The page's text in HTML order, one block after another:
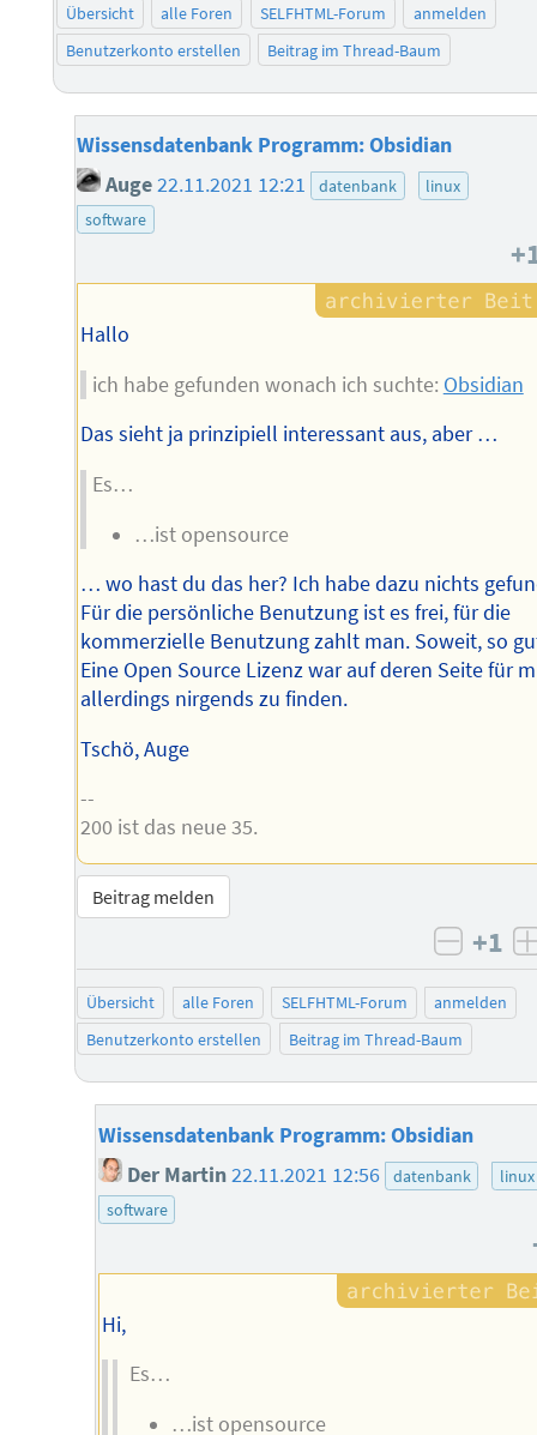
Übersicht alle Foren SELFHTML-Forum
anmelden
Benutzerkonto erstellen
Beitrag im Thread-Baum
Wissensdatenbank Programm: Obsidian
Auge22.11.2021 12:21 datenbank
linux
software
Hallo
ich habe gefunden wonach ich suchte: Obsidian
Das sieht ja prinzipiell interessant aus, aber …
Es…
…ist opensource
… wo hast du das her? Ich habe dazu nichts
Für die persönliche Benutzung ist es frei, für die
kommerzielle Benutzung zahlt man. Soweit, so
Eine Open Source Lizenz war auf deren Seite für
allerdings nirgends zu finden.
Tschö, Auge
--
200 ist das neue 35.
Beitrag melden
+1
Übersicht alle Foren SELFHTML-Forum
anmelden
Benutzerkonto erstellen
Beitrag im Thread-Baum
Wissensdatenbank Programm: Obsidian
Der Martin22.11.2021 12:56 datenbank
linux
software
Hi,
Es…
…ist opensource